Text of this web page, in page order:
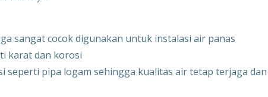
sangat cocok digunakan untuk instalasi air panas
karat dan korosi
pipa logam sehingga kualitas air tetap terjaga dan